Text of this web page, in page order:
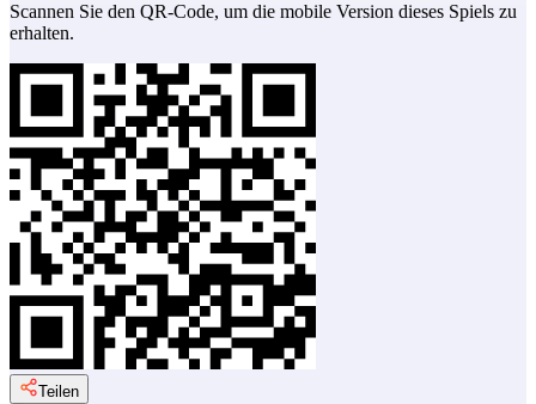
Scannen Sie den QR-Code, um die mobile Version dieses Spiels zu
erhalten.
Teilen